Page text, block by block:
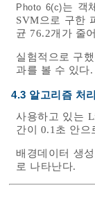
Photo 6(c)는 객
SVM으로 구한
균 76.2개가 줄
실험적으로 구
과를 볼 수 있다.
4.3 알고리즘 처
사용하고 있는
간이 0.1초 안으
배경데이터 생
로 나타난다.